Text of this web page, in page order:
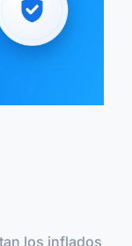
los inflados